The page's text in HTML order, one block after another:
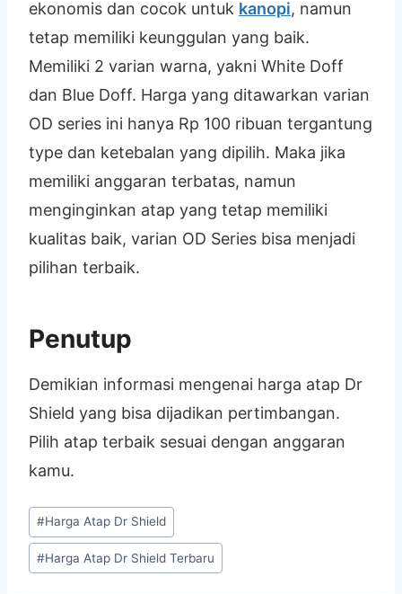
ekonomis dan cocok untuk kanopi, namun
tetap memiliki keunggulan yang baik.
Memiliki 2 varian warna, yakni White Doff
dan Blue Doff. Harga yang ditawarkan varian
OD series ini hanya Rp 100 ribuan tergantung
type dan ketebalan yang dipilih. Maka jika
memiliki anggaran terbatas, namun
menginginkan atap yang tetap memiliki
kualitas baik, varian OD Series bisa menjadi
pilihan terbaik.
Penutup
Demikian informasi mengenai harga atap Dr
Shield yang bisa dijadikan pertimbangan.
Pilih atap terbaik sesuai dengan anggaran
kamu.
#Harga Atap Dr Shield
#Harga Atap Dr Shield Terbaru